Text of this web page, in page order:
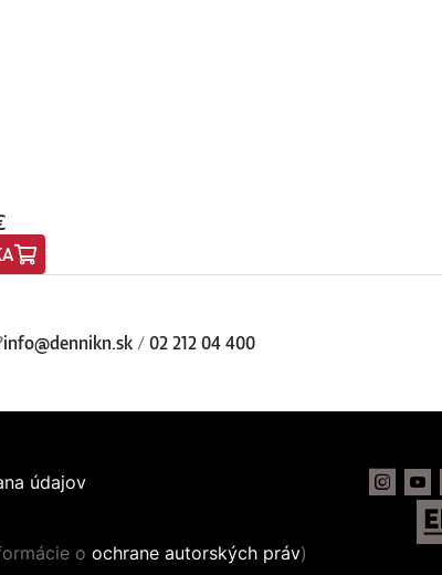
info@dennikn.sk/02 212 04 400
údajov
o ochrane autorských práv)